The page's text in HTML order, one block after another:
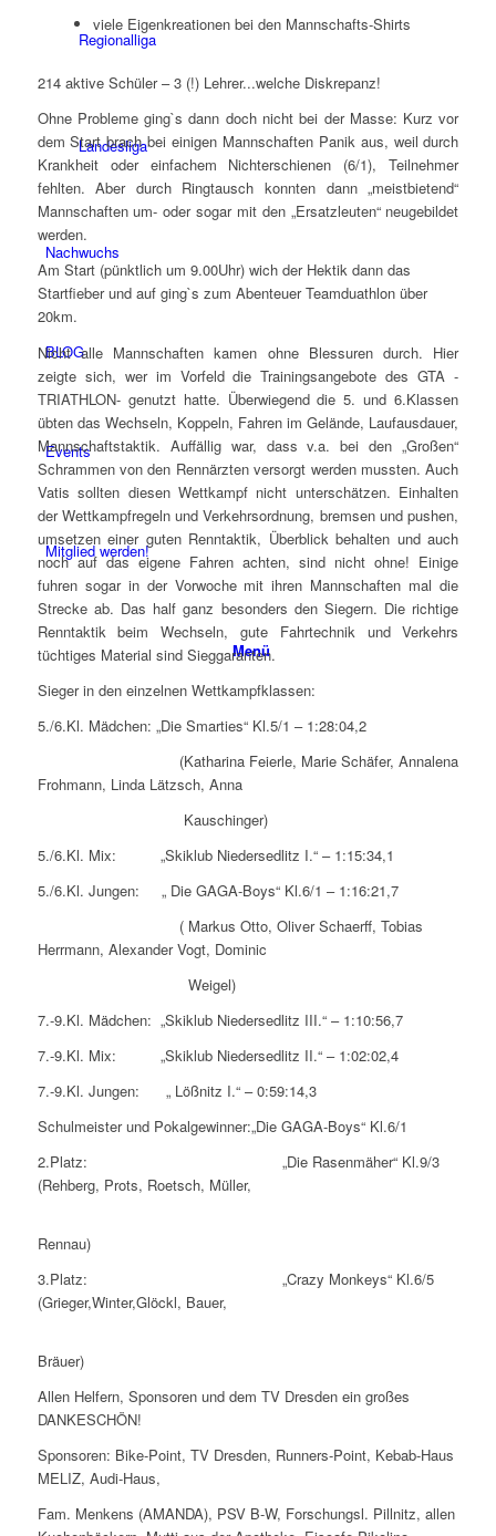
Regionalliga
Landesliga
Nachwuchs
BLOG
Events
Mitglied werden!
Menü
viele Eigenkreationen bei den Mannschafts-Shirts
214 aktive Schüler – 3 (!) Lehrer...welche Diskrepanz!
Ohne Probleme ging`s dann doch nicht bei der Masse: Kurz vor
dem Start brach bei einigen Mannschaften Panik aus, weil durch
Krankheit oder einfachem Nichterschienen (6/1), Teilnehmer
fehlten. Aber durch Ringtausch konnten dann „meistbietend“
Mannschaften um- oder sogar mit den „Ersatzleuten“ neugebildet
werden.
Am Start (pünktlich um 9.00Uhr) wich der Hektik dann das
Startfieber und auf ging`s zum Abenteuer Teamduathlon über
20km.
Nicht alle Mannschaften kamen ohne Blessuren durch. Hier
zeigte sich, wer im Vorfeld die Trainingsangebote des GTA -
TRIATHLON- genutzt hatte. Überwiegend die 5. und 6.Klassen
übten das Wechseln, Koppeln, Fahren im Gelände, Laufausdauer,
Mannschaftstaktik. Auffällig war, dass v.a. bei den „Großen“
Schrammen von den Rennärzten versorgt werden mussten. Auch
Vatis sollten diesen Wettkampf nicht unterschätzen. Einhalten
der Wettkampfregeln und Verkehrsordnung, bremsen und pushen,
umsetzen einer guten Renntaktik, Überblick behalten und auch
noch auf das eigene Fahren achten, sind nicht ohne! Einige
fuhren sogar in der Vorwoche mit ihren Mannschaften mal die
Strecke ab. Das half ganz besonders den Siegern. Die richtige
Renntaktik beim Wechseln, gute Fahrtechnik und Verkehrs
tüchtiges Material sind Sieggaranten.
Sieger in den einzelnen Wettkampfklassen:
5./6.Kl. Mädchen: „Die Smarties“Kl.5/1 – 1:28:04,2
(Katharina Feierle, Marie Schäfer, Annalena
Frohmann, Linda Lätzsch, Anna
Kauschinger)
5./6.Kl. Mix: „Skiklub Niedersedlitz I.“– 1:15:34,1
5./6.Kl. Jungen: „ Die GAGA-Boys“Kl.6/1 – 1:16:21,7
( Markus Otto, Oliver Schaerff, Tobias
Herrmann, Alexander Vogt, Dominic
Weigel)
7.-9.Kl. Mädchen: „Skiklub Niedersedlitz III.“– 1:10:56,7
7.-9.Kl. Mix: „Skiklub Niedersedlitz II.“ – 1:02:02,4
7.-9.Kl. Jungen: „ Lößnitz I.“– 0:59:14,3
Schulmeister und Pokalgewinner:„Die GAGA-Boys“ Kl.6/1
2.Platz: „Die Rasenmäher“ Kl.9/3
(Rehberg, Prots, Roetsch, Müller,
Rennau)
3.Platz: „Crazy Monkeys“ Kl.6/5
(Grieger,Winter,Glöckl, Bauer,
Bräuer)
Allen Helfern, Sponsoren und dem TV Dresden ein großes
DANKESCHÖN!
Sponsoren: Bike-Point, TV Dresden, Runners-Point, Kebab-Haus
MELIZ, Audi-Haus,
Fam. Menkens (AMANDA), PSV B-W, Forschungsl. Pillnitz, allen